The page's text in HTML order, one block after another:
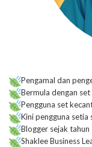
Pengamal dan
Bermula dengan
Pengguna set
Kini pengguna setia
Blogger sejak
Shaklee Business